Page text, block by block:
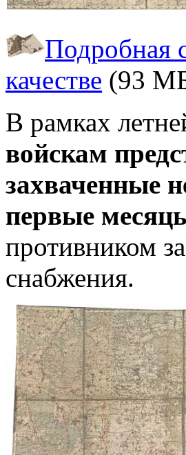
Подробная
качестве (93
В рамках
войскам
захваченные
первые
противником
снабжения.